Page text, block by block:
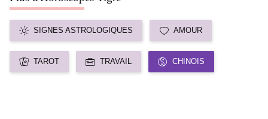
SIGNES ASTROLOGIQUES AMOUR
TAROT TRAVAIL CHINOIS